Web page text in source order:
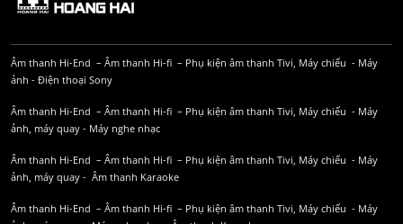
Âm thanh Hi-End – Âm thanh Hi-fi – Phụ kiện âm thanh Tivi, Máy chiếu - Máy
ảnh - Điện thoại Sony
Âm thanh Hi-End – Âm thanh Hi-fi – Phụ kiện âm thanh Tivi, Máy chiếu - Máy
ảnh, máy quay - Máy nghe nhạc
Âm thanh Hi-End – Âm thanh Hi-fi – Phụ kiện âm thanh Tivi, Máy chiếu - Máy
ảnh, máy quay - Âm thanh Karaoke
Âm thanh Hi-End – Âm thanh Hi-fi – Phụ kiện âm thanh Tivi, Máy chiếu - Máy